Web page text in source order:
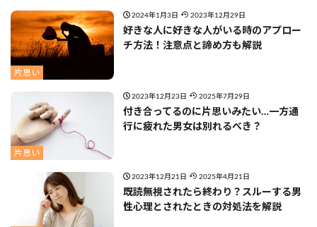
片思い
2024年1月3日 2023年12月29日
好きな人に好きな人がいる時のアプロー
チ方法！注意点と諦め方も解説
片思い
2023年12月23日 2025年7月29日
付き合ってるのに片思いみたい…一方通
行に疲れた男女は別れるべき？
2023年12月21日 2025年4月21日
既読無視されたら終わり？スルーする男
性心理とされたときの対処法を解説